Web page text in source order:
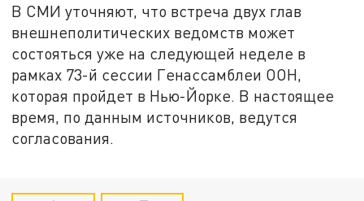
В СМИ уточняют, что встреча двух глав
внешнеполитических ведомств может
состояться уже на следующей неделе в
рамках 73-й сессии Генассамблеи ООН,
которая пройдет в Нью-Йорке. В настоящее
время, по данным источников, ведутся
согласования.